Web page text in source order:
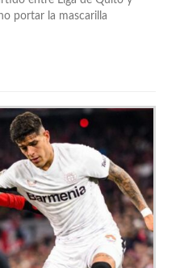
portar la mascarilla